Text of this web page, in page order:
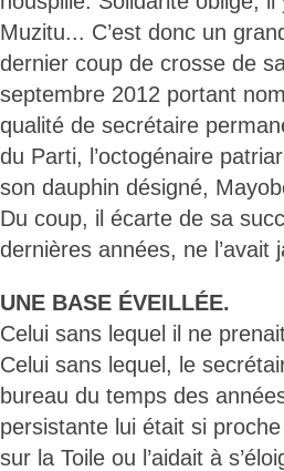
Muzitu... C’est donc un
dernier coup de crosse de
septembre 2012 portant
qualité de secrétaire
du Parti, l’octogénaire
son dauphin désigné,
Du coup, il écarte de sa
dernières années, ne l’avait
UNE BASE ÉVEILLÉE.
Celui sans lequel il ne
Celui sans lequel, le
bureau du temps des
persistante lui était si
sur la Toile ou l’aidait à